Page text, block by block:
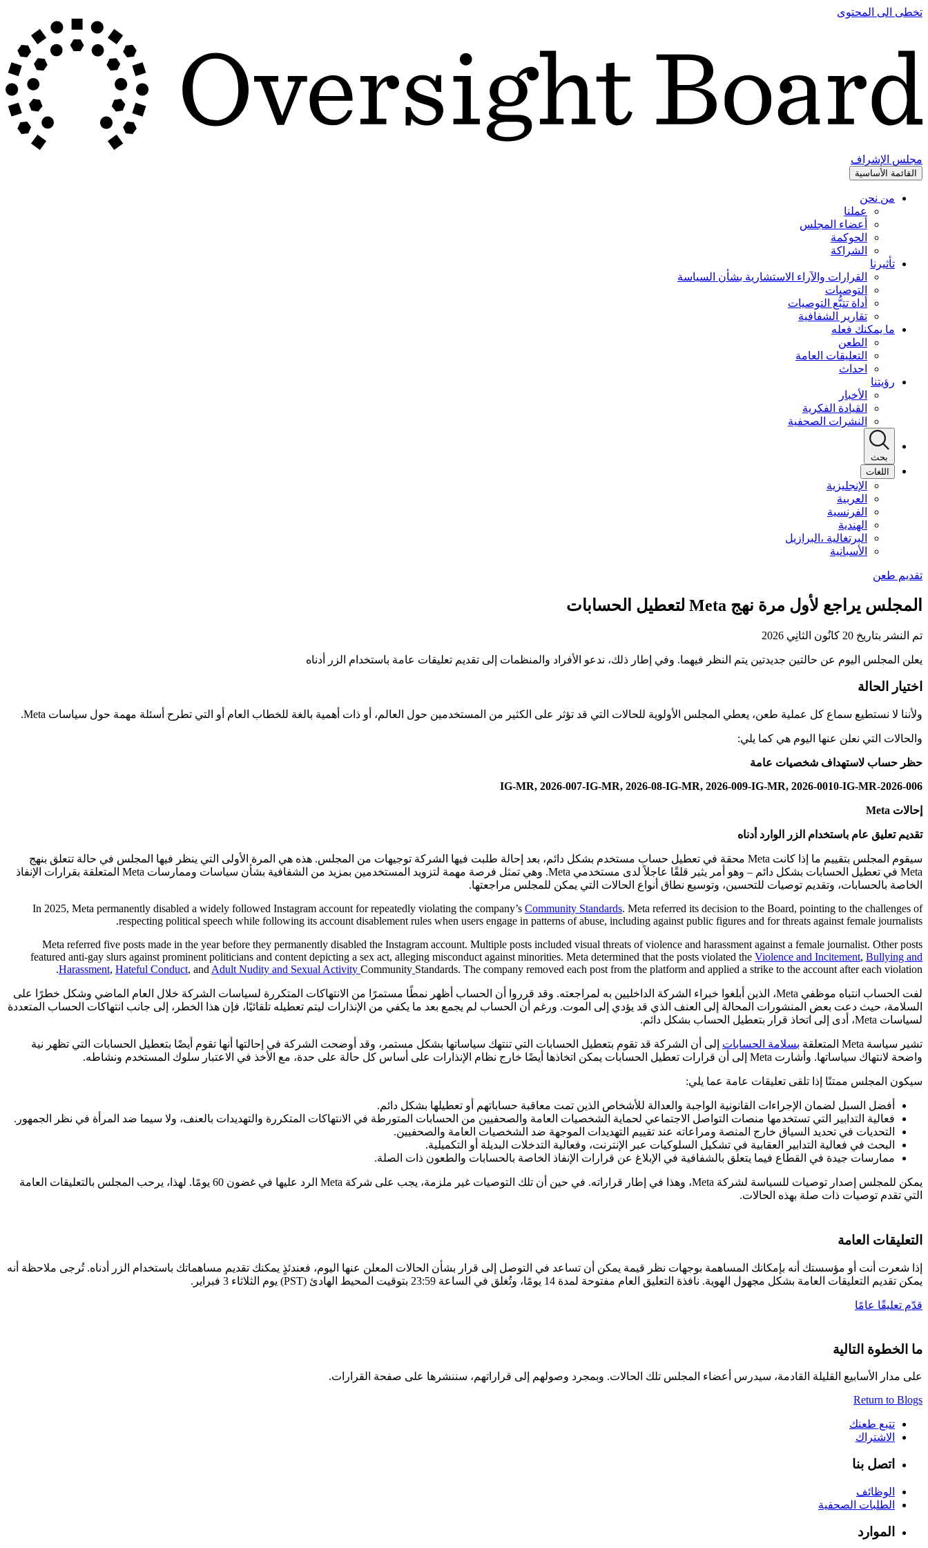
تخطى الى المحتوى
مجلس الإشراف
القائمة الأساسية
من نحن
عملنا
أعضاء المجلس
الحوكمة
الشراكة
تأثيرنا
القرارات والآراء الاستشارية بشأن السياسة
التوصيات
أداة تتبُّع التوصيات
تقارير الشفافية
ما يمكنك فعله
الطعن
التعليقات العامة
احداث
رؤيتنا
الأخبار
القيادة الفكرية
النشرات الصحفية
بحث
اللغات
الإنجليزية
العربية
الفرنسية
الهندية
البرتغالية ،البرازيل
الأسبانية
المجلس يراجع لأول مرة نهج Meta لتعطيل الحسابات
تم النشر بتاريخ 20 كانُون الثانِي 2026
يعلن المجلس اليوم عن حالتين جديدتين يتم النظر فيهما. وفي إطار ذلك، ندعو الأفراد والمنظمات إلى تقديم تعليقات عامة باستخدام الزر أدناه
اختيار الحالة
ولأننا لا نستطيع سماع كل عملية طعن، يعطي المجلس الأولوية للحالات التي قد تؤثر على الكثير من المستخدمين حول العالم، أو ذات أهمية بالغة للخطاب العام أو التي تطرح أسئلة مهمة حول سياسات Meta.
والحالات التي نعلن عنها اليوم هي كما يلي:
حظر حساب لاستهداف شخصيات عامة
2026-006-IG-MR, 2026-007-IG-MR, 2026-08-IG-MR, 2026-009-IG-MR, 2026-0010-IG-MR
إحالات Meta
تقديم تعليق عام باستخدام الزر الوارد أدناه
سيقوم المجلس بتقييم ما إذا كانت Meta محقة في تعطيل حساب مستخدم بشكل دائم، بعد إحالة طلبت فيها الشركة توجيهات من المجلس. هذه هي المرة الأولى التي ينظر فيها المجلس في حالة تتعلق بنهج
Meta في تعطيل الحسابات بشكل دائم – وهو أمر يثير قلقًا عاجلاً لدى مستخدمي Meta. وهي تمثل فرصة مهمة لتزويد المستخدمين بمزيد من الشفافية بشأن سياسات وممارسات Meta المتعلقة بقرارات الإنفاذ
الخاصة بالحسابات، وتقديم توصيات للتحسين، وتوسيع نطاق أنواع الحالات التي يمكن للمجلس مراجعتها.
In 2025, Meta permanently disabled a widely followed Instagram account for repeatedly violating the company’s Community Standards. Meta referred its decision to the Board, pointing to the challenges of
respecting political speech while following its account disablement rules when users engage in patterns of abuse, including against public figures and for threats against female journalists.
Meta referred five posts made in the year before they permanently disabled the Instagram account. Multiple posts included visual threats of violence and harassment against a female journalist. Other posts
featured anti-gay slurs against prominent politicians and content depicting a sex act, alleging misconduct against minorities. Meta determined that the posts violated the Violence and Incitement, Bullying and
Harassment, Hateful Conduct, and Adult Nudity and Sexual Activity Community Standards. The company removed each post from the platform and applied a strike to the account after each violation.
لفت الحساب انتباه موظفي Meta، الذين أبلغوا خبراء الشركة الداخليين به لمراجعته. وقد قرروا أن الحساب أظهر نمطًا مستمرًا من الانتهاكات المتكررة لسياسات الشركة خلال العام الماضي وشكل خطرًا على
السلامة، حيث دعت بعض المنشورات المحالة إلى العنف الذي قد يؤدي إلى الموت. ورغم أن الحساب لم يجمع بعد ما يكفي من الإنذارات ليتم تعطيله تلقائيًا، فإن هذا الخطر، إلى جانب انتهاكات الحساب المتعددة
لسياسات Meta، أدى إلى اتخاذ قرار بتعطيل الحساب بشكل دائم.
تشير سياسة Meta المتعلقة بسلامة الحسابات إلى أن الشركة قد تقوم بتعطيل الحسابات التي تنتهك سياساتها بشكل مستمر، وقد أوضحت الشركة في إحالتها أنها تقوم أيضًا بتعطيل الحسابات التي تظهر نية
واضحة لانتهاك سياساتها. وأشارت Meta إلى أن قرارات تعطيل الحسابات يمكن اتخاذها أيضًا خارج نظام الإنذارات على أساس كل حالة على حدة، مع الأخذ في الاعتبار سلوك المستخدم ونشاطه.
سيكون المجلس ممتنًا إذا تلقى تعليقات عامة عما يلي:
أفضل السبل لضمان الإجراءات القانونية الواجبة والعدالة للأشخاص الذين تمت معاقبة حساباتهم أو تعطيلها بشكل دائم.
فعالية التدابير التي تستخدمها منصات التواصل الاجتماعي لحماية الشخصيات العامة والصحفيين من الحسابات المتورطة في الانتهاكات المتكررة والتهديدات بالعنف، ولا سيما ضد المرأة في نظر الجمهور.
التحديات في تحديد السياق خارج المنصة ومراعاته عند تقييم التهديدات الموجهة ضد الشخصيات العامة والصحفيين.
البحث في فعالية التدابير العقابية في تشكيل السلوكيات عبر الإنترنت، وفعالية التدخلات البديلة أو التكميلية.
ممارسات جيدة في القطاع فيما يتعلق بالشفافية في الإبلاغ عن قرارات الإنفاذ الخاصة بالحسابات والطعون ذات الصلة.
يمكن للمجلس إصدار توصيات للسياسة لشركة Meta، وهذا في إطار قراراته. في حين أن تلك التوصيات غير ملزمة، يجب على شركة Meta الرد عليها في غضون 60 يومًا. لهذا، يرحب المجلس بالتعليقات العامة
التي تقدم توصيات ذات صلة بهذه الحالات.
التعليقات العامة
إذا شعرت أنت أو مؤسستك أنه بإمكانك المساهمة بوجهات نظر قيمة يمكن أن تساعد في التوصل إلى قرار بشأن الحالات المعلن عنها اليوم، فعندئذٍ يمكنك تقديم مساهماتك باستخدام الزر أدناه. تُرجى ملاحظة أنه
يمكن تقديم التعليقات العامة بشكل مجهول الهوية. نافذة التعليق العام مفتوحة لمدة 14 يومًا، وتُغلق في الساعة 23:59 بتوقيت المحيط الهادئ (PST) يوم الثلاثاء 3 فبراير.
قدّم تعليقًا عامًا
ما الخطوة التالية
على مدار الأسابيع القليلة القادمة، سيدرس أعضاء المجلس تلك الحالات. وبمجرد وصولهم إلى قراراتهم، سننشرها على صفحة القرارات.
Return to Blogs
تتبع طعنك
الاشتراك
اتصل بنا
الوظائف
الطلبات الصحفية
الموارد